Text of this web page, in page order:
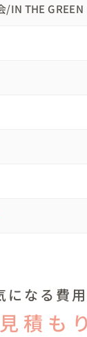
バイオレットの
なし
/IN THE GREEN
になる費用
見積もり